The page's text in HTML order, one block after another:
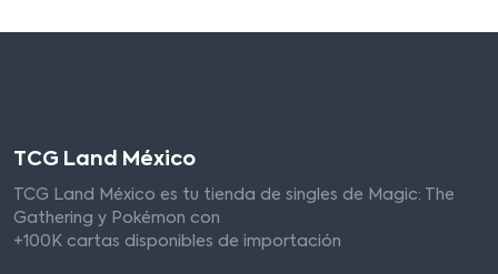
TCG Land México
TCG Land México es tu tienda de singles de Magic: The
Gathering y Pokémon con
+100K cartas disponibles de importación